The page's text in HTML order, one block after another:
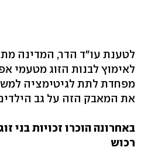
לטענת עו"ד הדר, המדינה
לאימוץ לבנות הזוג מטעמי
מפחדת לתת לגיטימציה
את המאבק הזה על גב
באחרונה הוכרו זכויות בני
רכוש